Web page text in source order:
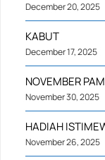
December 20, 2025
KABUT
December 17, 2025
NOVEMBER
November 30, 2025
HADIAH
November 26, 2025